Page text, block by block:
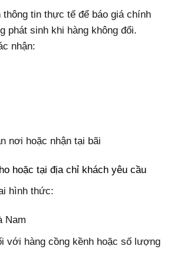
tin thực tế để báo giá chính
phát sinh khi hàng không đổi.
nhận:
nơi hoặc nhận tại bãi
hoặc tại địa chỉ khách yêu cầu
hình thức:
Nam
với hàng cồng kềnh hoặc số lượng